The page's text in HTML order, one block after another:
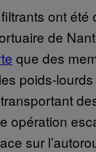
ont été
de
que des
poids-
opération
sur